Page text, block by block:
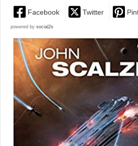
Facebook Twitter
powered by social2s